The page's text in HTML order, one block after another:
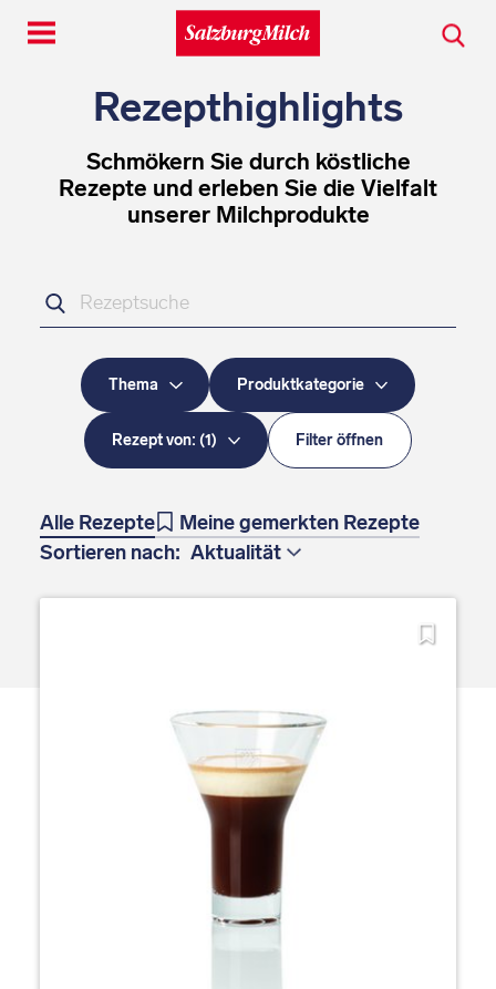
Toggle
navigation
Rezepthighlights
Schmökern Sie durch köstliche
Rezepte und erleben Sie die Vielfalt
unserer Milchprodukte
Ihr
Suchbegriff
Thema Produktkategorie
Rezept von: (1) Filter öffnen
Alle Rezepte
Meine gemerkten Rezepte
Sortieren nach: